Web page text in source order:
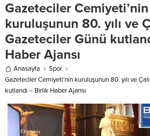
Gazeteciler Cemiyeti’nin
kuruluşunun 80. yılı ve
Gazeteciler Günü
Haber Ajansı
Anasayfa
Spor
Gazeteciler Cemiyeti’nin kuruluşunun 80. yılı ve
kutlandı – Birlik Haber Ajansı